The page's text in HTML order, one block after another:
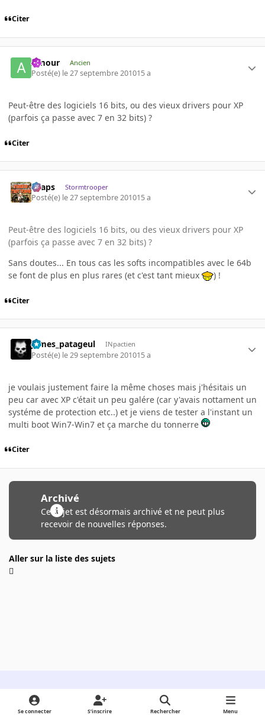
Citer
Amour Ancien
Posté(e) le 27 septembre 201015 a
Peut-être des logiciels 16 bits, ou des vieux drivers pour XP
(parfois ça passe avec 7 en 32 bits) ?
Citer
chaps Stormtrooper
Posté(e) le 27 septembre 201015 a
Peut-être des logiciels 16 bits, ou des vieux drivers pour XP
(parfois ça passe avec 7 en 32 bits) ?
Sans doutes... En tous cas les softs incompatibles avec le 64b
se font de plus en plus rares (et c'est tant mieux
) !
Citer
james_patageul INpactien
Posté(e) le 29 septembre 201015 a
je voulais justement faire la même choses mais j'hésitais un
peu car avec XP c'était un peu galére (car y'avais nottament un
systéme de protection etc..) et je viens de tester a l'instant un
multi boot Win7-Win7 et ça marche du tonnerre
Citer
Archivé
Ce sujet est désormais archivé et ne peut plus
recevoir de nouvelles réponses.
Aller sur la liste des sujets
Light ModeDark ModeSystem Preference
Se connecter S’inscrire Rechercher Menu